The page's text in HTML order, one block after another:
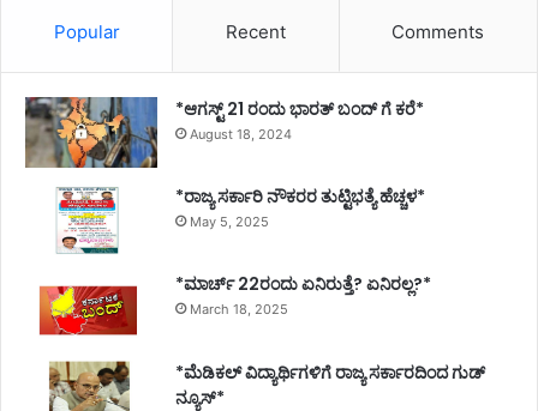
Popular Recent Comments
*ಆಗಸ್ಟ್ 21 ರಂದು ಭಾರತ್‌ ಬಂದ್‌ ಗೆ ಕರೆ*
August 18, 2024
*ರಾಜ್ಯ ಸರ್ಕಾರಿ ನೌಕರರ ತುಟ್ಟಿಭತ್ಯೆ ಹೆಚ್ಚಳ*
May 5, 2025
*ಮಾರ್ಚ್ 22ರಂದು ಏನಿರುತ್ತೆ? ಏನಿರಲ್ಲ?*
March 18, 2025
*ಮೆಡಿಕಲ್ ವಿದ್ಯಾರ್ಥಿಗಳಿಗೆ ರಾಜ್ಯ ಸರ್ಕಾರದಿಂದ ಗುಡ್
ನ್ಯೂಸ್*